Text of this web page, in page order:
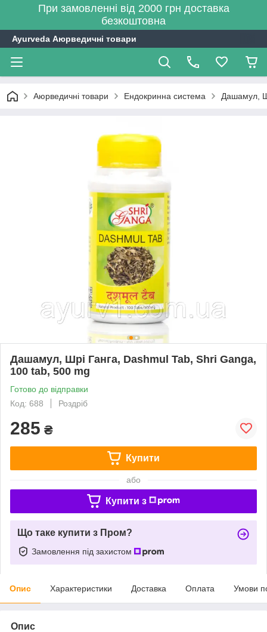
При замовленні від 2000 грн доставка
безкоштовна
Ayurveda Аюрведичні товари
Аюрведичні товари Ендокринна система Дашамул,
Дашамул, Шрі Ганга, Dashmul Tab, Shri Ganga,
100 tab, 500 mg
Готово до відправки
Код: 688
Роздріб
285 ₴
Купити
або
Купити з
Що таке купити з Пром?
Замовлення під захистом
Опис Характеристики Доставка Оплата Умови
Опис